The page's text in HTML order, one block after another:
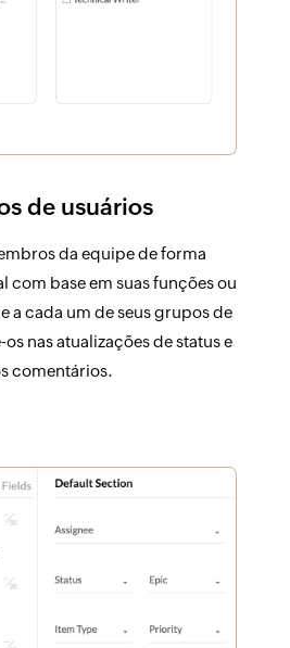
de usuários
da equipe de forma
com base em suas funções ou
a cada um de seus grupos de
nas atualizações de status e
comentários.